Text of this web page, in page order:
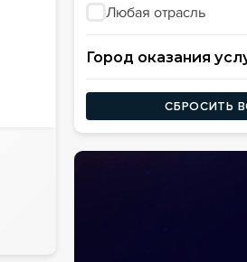
₽₽₽₽
Любая отрасль
Город оказания
Москва
СБРОСИТЬ